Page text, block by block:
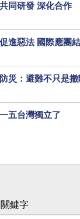
同研發 深化合作
進惡法 國際應團
災：避難不只是
五台灣獨立了
鍵字